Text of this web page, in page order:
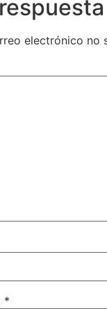
electrónico no
*